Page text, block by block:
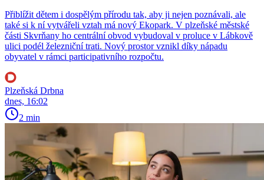
Přiblížit dětem i dospělým přírodu tak, aby ji nejen poznávali, ale
také si k ní vytvářeli vztah má nový Ekopark. V plzeňské městské
části Skvrňany ho centrální obvod vybudoval v proluce v Lábkově
ulici podél železniční trati. Nový prostor vznikl díky nápadu
obyvatel v rámci participativního rozpočtu.
Plzeňská Drbna
dnes, 16:02
2 min